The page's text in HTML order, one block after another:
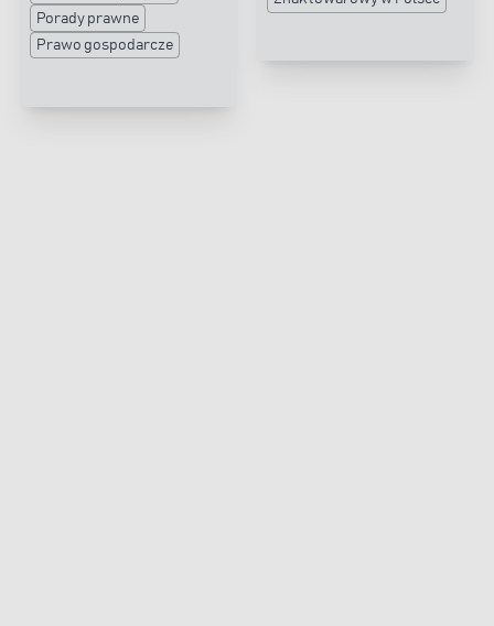
Działalności
Gospodarczej (JDG) W
Porady prawne
Prawo gospodarcze